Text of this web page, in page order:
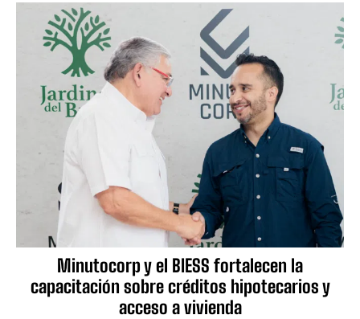
Minutocorp y el BIESS fortalecen la
capacitación sobre créditos hipotecarios y
acceso a vivienda